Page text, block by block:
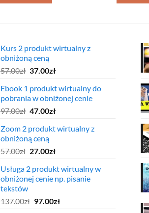
Kurs 2 produkt wirtualny z
obniżoną ceną
57.00zł Pierwotna
wynosiła:
57.00zł.
37.00złAktualna
wynosi:
37.00zł.
Ebook 1 produkt wirtualny do
pobrania w obniżonej cenie
97.00zł Pierwotna
wynosiła:
97.00zł.
47.00złAktualna
wynosi:
Zoom 2 produkt wirtualny z
obniżoną ceną
57.00zł Pierwotna
wynosiła:
57.00zł.
27.00złAktualna
wynosi:
27.00zł.
Usługa 2 produkt wirtualny w
obniżonej cenie np. pisanie
tekstów
137.00zł Pierwotna
97.00złAktualna